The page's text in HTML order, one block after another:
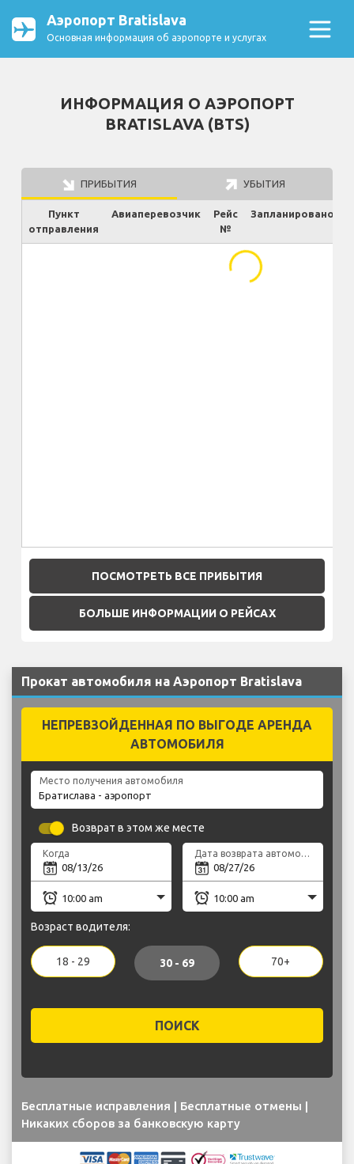
Аэропорт Bratislava
Основная информация об аэропорте и услугах
ИНФОРМАЦИЯ О АЭРОПОРТ
BRATISLAVA (BTS)
ПРИБЫТИЯ УБЫТИЯ
Пункт
отправления
Авиаперевозчик
Рейс
№
Запланировано
ПОСМОТРЕТЬ ВСЕ ПРИБЫТИЯ
БОЛЬШЕ ИНФОРМАЦИИ О РЕЙСАХ
Прокат автомобиля на Аэропорт Bratislava
НЕПРЕВЗОЙДЕННАЯ ПО ВЫГОДЕ АРЕНДА
АВТОМОБИЛЯ
Место получения автомобиля
Возврат в этом же месте
Когда
Возраст водителя:
18 - 29 30 - 69 70+
ПОИСК
Бесплатные исправления | Бесплатные отмены |
Никаких сборов за банковскую карту